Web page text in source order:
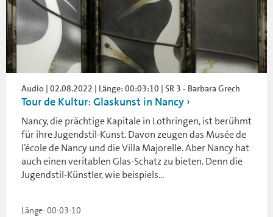
Audio | 02.08.2022 | Länge: 00:03:10 | SR 3 - Barbara Grech
Tour de Kultur: Glaskunst in Nancy
Nancy, die prächtige Kapitale in Lothringen, ist berühmt
für ihre Jugendstil-Kunst. Davon zeugen das Musée de
l’école de Nancy und die Villa Majorelle. Aber Nancy hat
auch einen veritablen Glas-Schatz zu bieten. Denn die
Jugendstil-Künstler, wie beispiels...
Länge: 00:03:10